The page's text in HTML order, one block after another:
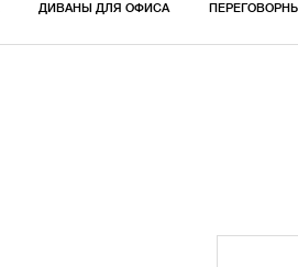
ДИВАНЫ ДЛЯ ОФИСА